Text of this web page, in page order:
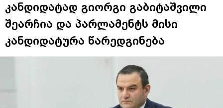
კანდიდატად გიორგი გაბიტაშვილი
შეარჩია და პარლამენტს მისი
კანდიდატურა წარედგინება